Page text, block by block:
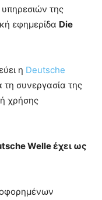
της
εφημερίδα Die
η Deutsche
τη συνεργασία της
χρήσης
Welle έχει ως